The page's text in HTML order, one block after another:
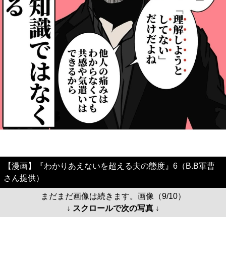
【漫画】『わかりあえないを超える夫の態度』6（B.B軍曹
さん提供）
まだまだ画像は続きます。画像（9/10）
↓ スクロールで次の写真 ↓